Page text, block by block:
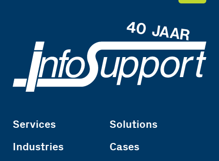
Services
Solutions
Industries
Cases